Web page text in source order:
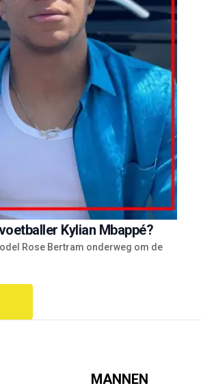
Kylian Mbappé?
Rose Bertram onderweg om de
MANNEN